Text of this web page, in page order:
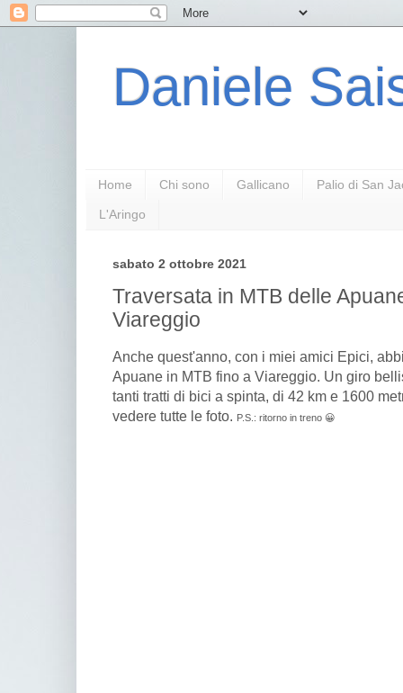
Daniele
Home Chi sono Gallicano Palio di San
L'Aringo
sabato 2 ottobre 2021
Traversata in MTB delle
Viareggio
Anche quest'anno, con i miei amici Epici,
Apuane in MTB fino a Viareggio. Un giro
tanti tratti di bici a spinta, di 42 km e 1600
vedere tutte le foto. P.S.: ritorno in treno 😀